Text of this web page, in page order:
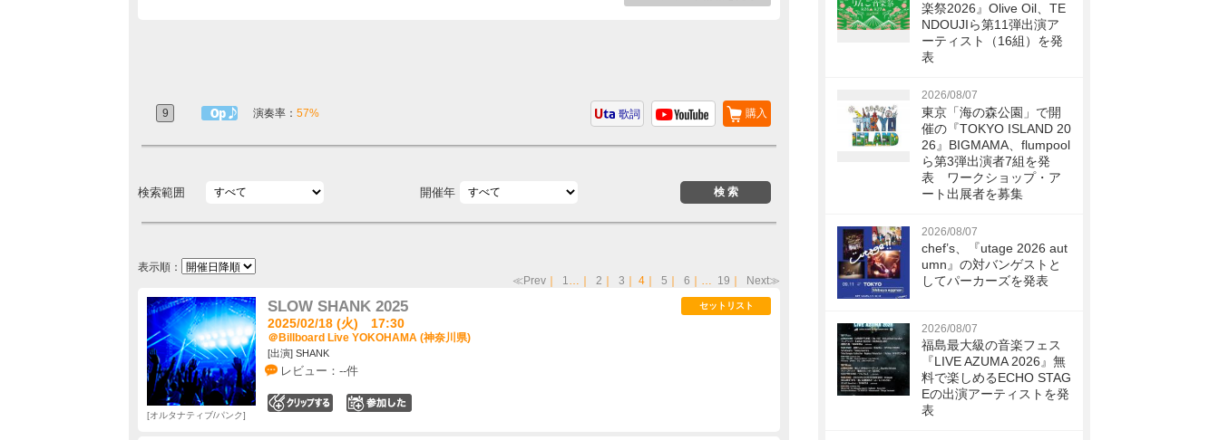
9 1曲目定番
演奏率： 57% 購入
歌詞
検索範囲 開催年
表示順：
≪Prev ｜ 1 …｜ 2 ｜ 3 ｜ 4 ｜ 5 ｜ 6 ｜… 19 ｜ Next≫
SLOW SHANK 2025
2025/02/18 (火) 17:30
＠Billboard Live YOKOHAMA (神奈川県)
[出演] SHANK
レビュー：--件
セットリスト
オルタナティブ/パンク
楽祭2026』Olive Oil、TE
NDOUJIら第11弾出演ア
ーティスト（16組）を発
表
2026/08/07
東京「海の森公園」で開
催の『TOKYO ISLAND 20
26』BIGMAMA、flumpool
ら第3弾出演者7組を発
表 ワークショップ・ア
ート出展者を募集
2026/08/07
chef’s、『utage 2026 aut
umn』の対バンゲストと
してパーカーズを発表
2026/08/07
福島最大級の音楽フェス
『LIVE AZUMA 2026』無
料で楽しめるECHO STAG
Eの出演アーティストを発
表